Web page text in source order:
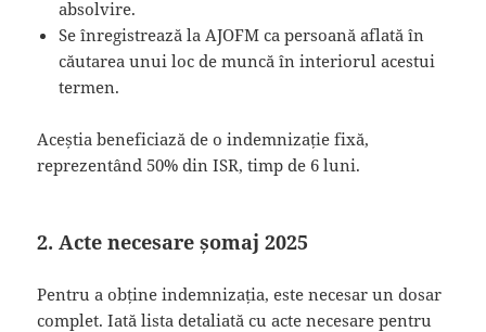
absolvire.
Se înregistrează la AJOFM ca persoană aflată în
căutarea unui loc de muncă în interiorul acestui
termen.
Aceștia beneficiază de o indemnizație fixă,
reprezentând 50% din ISR, timp de 6 luni.
2. Acte necesare șomaj 2025
Pentru a obține indemnizația, este necesar un dosar
complet. Iată lista detaliată cu acte necesare pentru